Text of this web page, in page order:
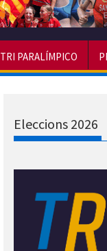
TRI PARALÍMPICO
Eleccions 2026